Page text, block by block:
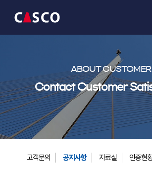
ABOUT CUSTOMER
Contact Customer
고객문의 공지사항 자료실 인증현